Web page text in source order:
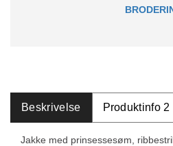
Beskrivelse Produktinfo 2
Jakke med prinsessesøm,